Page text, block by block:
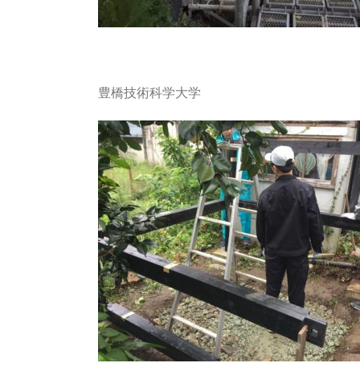
豊橋技術科学大学